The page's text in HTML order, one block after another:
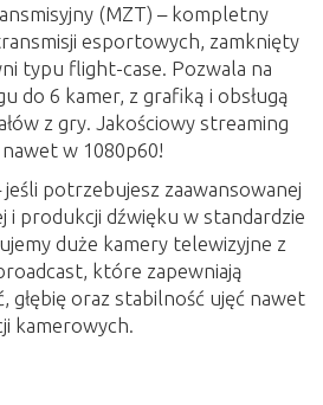
(MZT) – kompletny
esportowych, zamknięty
typu flight-case. Pozwala na
do 6 kamer, z grafiką i obsługą
z gry. Jakościowy streaming
w 1080p60!
potrzebujesz zaawansowanej
i produkcji dźwięku w standardzie
duże kamery telewizyjne z
które zapewniają
głębię oraz stabilność ujęć nawet
kamerowych.